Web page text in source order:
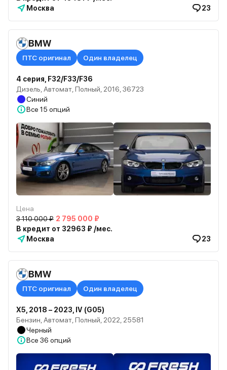
Москва
23
BMW
ПТС оригинал Один владелец
4 серия, F32/F33/F36
Дизель, Автомат, Полный, 2016, 36723
Синий
Все 15 опций
Цена
3 110 000 ₽ 2 795 000 ₽
В кредит от 32963 ₽ /мес.
Москва
23
BMW
ПТС оригинал Один владелец
X5, 2018 – 2023, IV (G05)
Бензин, Автомат, Полный, 2022, 25581
Черный
Все 36 опций